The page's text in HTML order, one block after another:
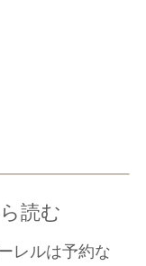
読む
レルは予約な